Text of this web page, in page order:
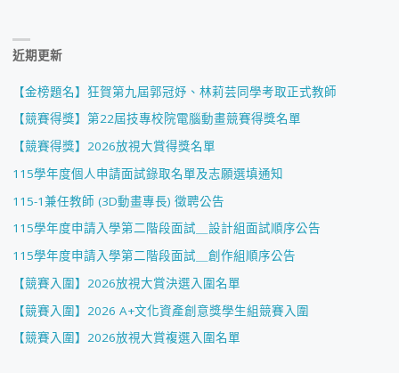
近期更新
【金榜題名】狂賀第九屆郭冠妤、林莉芸同學考取正式教師
【競賽得獎】第22屆技專校院電腦動畫競賽得獎名單
【競賽得獎】2026放視大賞得獎名單
115學年度個人申請面試錄取名單及志願選填通知
115-1兼任教師 (3D動畫專長) 徵聘公告
115學年度申請入學第二階段面試＿設計組面試順序公告
115學年度申請入學第二階段面試＿創作組順序公告
【競賽入圍】2026放視大賞決選入圍名單
【競賽入圍】2026 A+文化資產創意獎學生組競賽入圍
【競賽入圍】2026放視大賞複選入圍名單